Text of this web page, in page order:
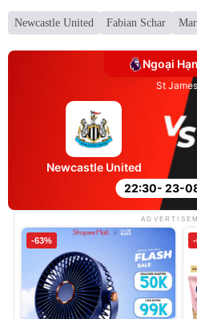
Newcastle United Fabian Schar
Ngoại
St
22:30- 23-
Newcastle United
-63%